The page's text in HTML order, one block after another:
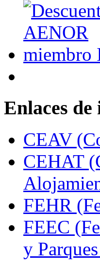
Enlaces de
CEAV
CEHAT
FEHR
FEEC
y